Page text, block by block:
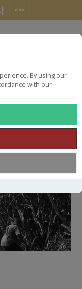
By using our
with our